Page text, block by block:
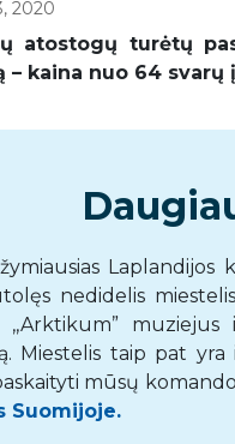
2020
atostogų turėtų
– kaina nuo 64 svarų
nedidelis
,,Arktikum”
Miestelis taip pat
mūsų
Suomijoje.